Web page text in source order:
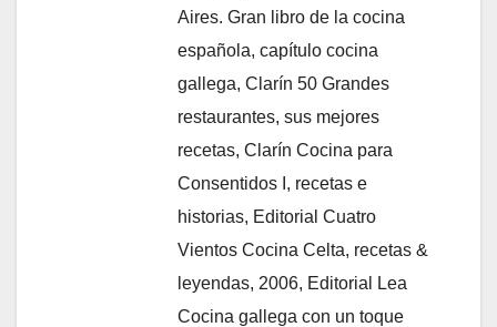
Aires. Gran libro de la cocina
española, capítulo cocina
gallega, Clarín 50 Grandes
restaurantes, sus mejores
recetas, Clarín Cocina para
Consentidos I, recetas e
historias, Editorial Cuatro
Vientos Cocina Celta, recetas &
leyendas, 2006, Editorial Lea
Cocina gallega con un toque